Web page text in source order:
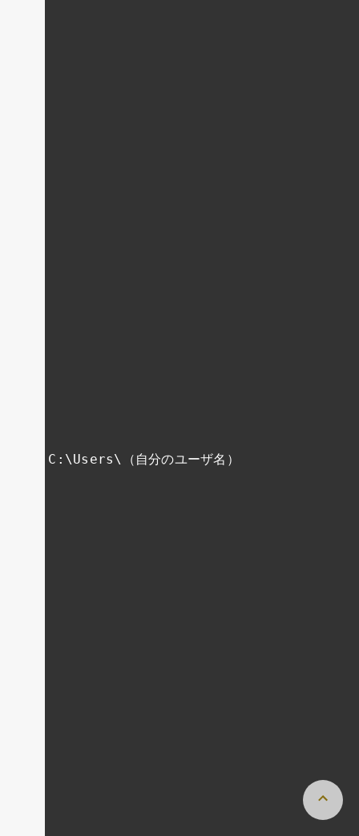
C : \Users\（ 自分のユーザ名）